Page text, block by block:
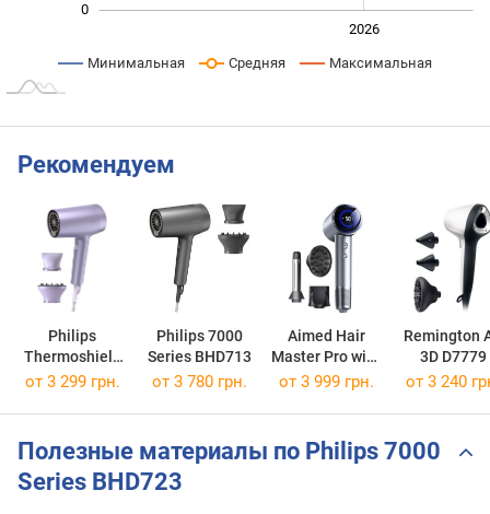
0
2026
Минимальная Средняя Максимальная
Рекомендуем
Philips
Thermoshield
Advanced
Philips 7000
Series BHD713
Aimed Hair
Master Pro with
Nozzles
Remington
3D D7779
от 3 299 грн. от 3 780 грн. от 3 999 грн. от 3 240
Полезные материалы по Philips 7000
Series BHD723